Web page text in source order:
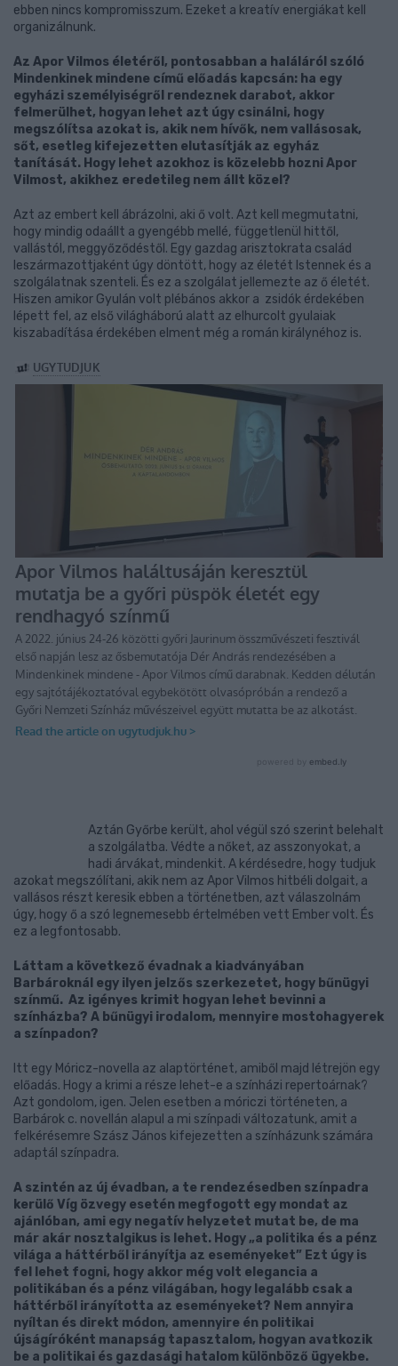
ebben nincs kompromisszum. Ezeket a kreatív energiákat kell
organizálnunk.
Az Apor Vilmos életéről, pontosabban a haláláról szóló
Mindenkinek mindene című előadás kapcsán: ha egy
egyházi személyiségről rendeznek darabot, akkor
felmerülhet, hogyan lehet azt úgy csinálni, hogy
megszólítsa azokat is, akik nem hívők, nem vallásosak,
sőt, esetleg kifejezetten elutasítják az egyház
tanítását. Hogy lehet azokhoz is közelebb hozni Apor
Vilmost, akikhez eredetileg nem állt közel?
Azt az embert kell ábrázolni, aki ő volt. Azt kell megmutatni,
hogy mindig odaállt a gyengébb mellé, függetlenül hittől,
vallástól, meggyőződéstől. Egy gazdag arisztokrata család
leszármazottjaként úgy döntött, hogy az életét Istennek és a
szolgálatnak szenteli. És ez a szolgálat jellemezte az ő életét.
Hiszen amikor Gyulán volt plébános akkor a zsidók érdekében
lépett fel, az első világháború alatt az elhurcolt gyulaiak
kiszabadítása érdekében elment még a román királynéhoz is.
Aztán Győrbe került, ahol végül szó szerint belehalt
a szolgálatba. Védte a nőket, az asszonyokat, a
hadi árvákat, mindenkit. A kérdésedre, hogy tudjuk
azokat megszólítani, akik nem az Apor Vilmos hitbéli dolgait, a
vallásos részt keresik ebben a történetben, azt válaszolnám
úgy, hogy ő a szó legnemesebb értelmében vett Ember volt. És
ez a legfontosabb.
Láttam a következő évadnak a kiadványában
Barbároknál egy ilyen jelzős szerkezetet, hogy bűnügyi
színmű. Az igényes krimit hogyan lehet bevinni a
színházba? A bűnügyi irodalom, mennyire mostohagyerek
a színpadon?
Itt egy Móricz-novella az alaptörténet, amiből majd létrejön egy
előadás. Hogy a krimi a része lehet-e a színházi repertoárnak?
Azt gondolom, igen. Jelen esetben a móriczi történeten, a
Barbárok c. novellán alapul a mi színpadi változatunk, amit a
felkérésemre Szász János kifejezetten a színházunk számára
adaptál színpadra.
A szintén az új évadban, a te rendezésedben színpadra
kerülő Víg özvegy esetén megfogott egy mondat az
ajánlóban, ami egy negatív helyzetet mutat be, de ma
már akár nosztalgikus is lehet. Hogy „a politika és a pénz
világa a háttérből irányítja az eseményeket” Ezt úgy is
fel lehet fogni, hogy akkor még volt elegancia a
politikában és a pénz világában, hogy legalább csak a
háttérből irányította az eseményeket? Nem annyira
nyíltan és direkt módon, amennyire én politikai
újságíróként manapság tapasztalom, hogyan avatkozik
be a politikai és gazdasági hatalom különböző ügyekbe.